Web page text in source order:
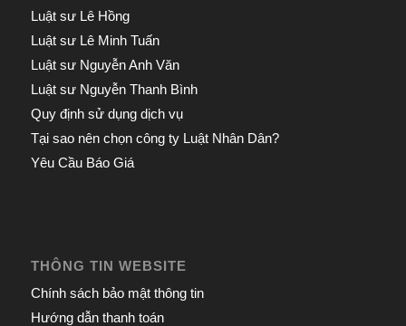
Luật sư Lê Hồng
Luật sư Lê Minh Tuấn
Luật sư Nguyễn Anh Văn
Luật sư Nguyễn Thanh Bình
Quy định sử dụng dịch vụ
Tại sao nên chọn công ty Luật Nhân Dân?
Yêu Cầu Báo Giá
THÔNG TIN WEBSITE
Chính sách bảo mật thông tin
Hướng dẫn thanh toán